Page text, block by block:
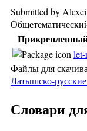
Submitted by
Файлы для
Латышско-
Словари